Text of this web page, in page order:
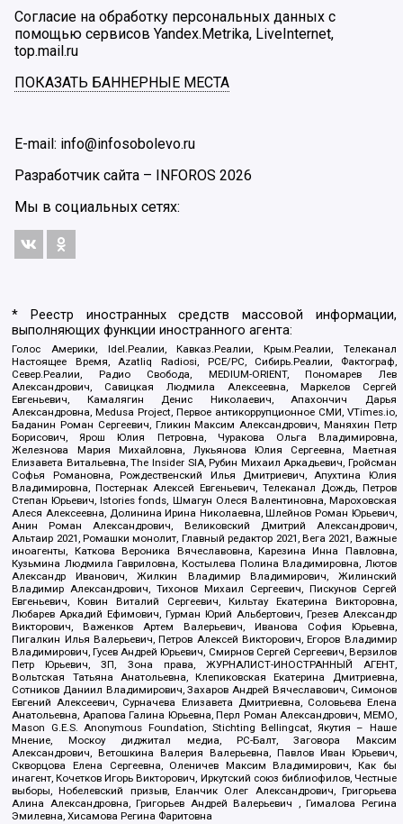
Согласие на обработку персональных данных с
помощью сервисов Yandex.Metrika, LiveInternet,
top.mail.ru
ПОКАЗАТЬ БАННЕРНЫЕ МЕСТА
E-mail: info@infosobolevo.ru
Разработчик сайта – INFOROS 2026
Мы в социальных сетях:
* Реестр иностранных средств массовой информации,
выполняющих функции иностранного агента:
Голос Америки, Idel.Реалии, Кавказ.Реалии, Крым.Реалии, Телеканал
Настоящее Время, Azatliq Radiosi, PCE/PC, Сибирь.Реалии, Фактограф,
Север.Реалии, Радио Свобода, MEDIUM-ORIENT, Пономарев Лев
Александрович, Савицкая Людмила Алексеевна, Маркелов Сергей
Евгеньевич, Камалягин Денис Николаевич, Апахончич Дарья
Александровна, Medusa Project, Первое антикоррупционное СМИ, VTimes.io,
Баданин Роман Сергеевич, Гликин Максим Александрович, Маняхин Петр
Борисович, Ярош Юлия Петровна, Чуракова Ольга Владимировна,
Железнова Мария Михайловна, Лукьянова Юлия Сергеевна, Маетная
Елизавета Витальевна, The Insider SIA, Рубин Михаил Аркадьевич, Гройсман
Софья Романовна, Рождественский Илья Дмитриевич, Апухтина Юлия
Владимировна, Постернак Алексей Евгеньевич, Телеканал Дождь, Петров
Степан Юрьевич, Istories fonds, Шмагун Олеся Валентиновна, Мароховская
Алеся Алексеевна, Долинина Ирина Николаевна, Шлейнов Роман Юрьевич,
Анин Роман Александрович, Великовский Дмитрий Александрович,
Альтаир 2021, Ромашки монолит, Главный редактор 2021, Вега 2021, Важные
иноагенты, Каткова Вероника Вячеславовна, Карезина Инна Павловна,
Кузьмина Людмила Гавриловна, Костылева Полина Владимировна, Лютов
Александр Иванович, Жилкин Владимир Владимирович, Жилинский
Владимир Александрович, Тихонов Михаил Сергеевич, Пискунов Сергей
Евгеньевич, Ковин Виталий Сергеевич, Кильтау Екатерина Викторовна,
Любарев Аркадий Ефимович, Гурман Юрий Альбертович, Грезев Александр
Викторович, Важенков Артем Валерьевич, Иванова София Юрьевна,
Пигалкин Илья Валерьевич, Петров Алексей Викторович, Егоров Владимир
Владимирович, Гусев Андрей Юрьевич, Смирнов Сергей Сергеевич, Верзилов
Петр Юрьевич, ЗП, Зона права, ЖУРНАЛИСТ-ИНОСТРАННЫЙ АГЕНТ,
Вольтская Татьяна Анатольевна, Клепиковская Екатерина Дмитриевна,
Сотников Даниил Владимирович, Захаров Андрей Вячеславович, Симонов
Евгений Алексеевич, Сурначева Елизавета Дмитриевна, Соловьева Елена
Анатольевна, Арапова Галина Юрьевна, Перл Роман Александрович, МЕМО,
Mason G.E.S. Anonymous Foundation, Stichting Bellingcat, Якутия – Наше
Мнение, Москоу диджитал медиа, РС-Балт, Заговора Максим
Александрович, Ветошкина Валерия Валерьевна, Павлов Иван Юрьевич,
Скворцова Елена Сергеевна, Оленичев Максим Владимирович, Как бы
инагент, Кочетков Игорь Викторович, Иркутский союз библиофилов, Честные
выборы, Нобелевский призыв, Еланчик Олег Александрович, Григорьева
Алина Александровна, Григорьев Андрей Валерьевич , Гималова Регина
Эмилевна, Хисамова Регина Фаритовна